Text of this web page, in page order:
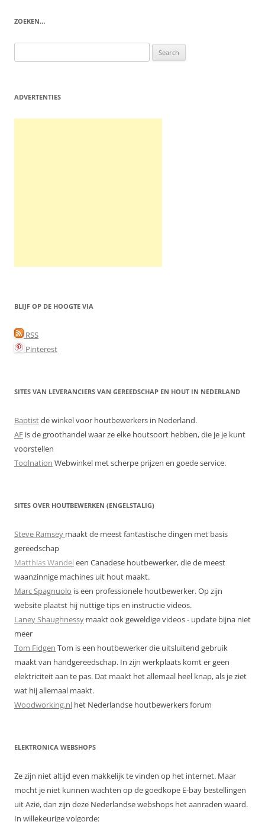
ZOEKEN…
for:
ADVERTENTIES
BLIJF OP DE HOOGTE VIA
RSS
Pinterest
SITES VAN LEVERANCIERS VAN GEREEDSCHAP EN HOUT IN NEDERLAND
Baptistde winkel voor houtbewerkers in Nederland.
AF is de groothandel waar ze elke houtsoort hebben, die je je kunt
voorstellen
Toolnation Webwinkel met scherpe prijzen en goede service.
SITES OVER HOUTBEWERKEN (ENGELSTALIG)
Steve Ramsey maakt de meest fantastische dingen met basis
gereedschap
Matthias Wandel een Canadese houtbewerker, die de meest
waanzinnige machines uit hout maakt.
Marc Spagnuolo is een professionele houtbewerker. Op zijn
website plaatst hij nuttige tips en instructie videos.
Laney Shaughnessy maakt ook geweldige videos - update bijna niet
meer
Tom Fidgen Tom is een houtbewerker die uitsluitend gebruik
maakt van handgereedschap. In zijn werkplaats komt er geen
elektriciteit aan te pas. Dat maakt het allemaal heel knap, als je ziet
wat hij allemaal maakt.
Woodworking.nl het Nederlandse houtbewerkers forum
ELEKTRONICA WEBSHOPS
Ze zijn niet altijd even makkelijk te vinden op het internet. Maar
mocht je niet kunnen wachten op de goedkope E-bay bestellingen
uit Azië, dan zijn deze Nederlandse webshops het aanraden waard.
In willekeurige volgorde: